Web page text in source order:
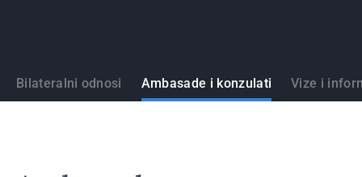
Države
Bilateralni odnosi Ambasade i konzulati Vize i